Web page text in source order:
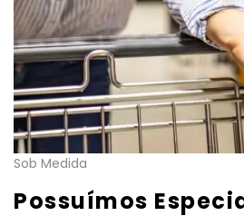
Sob Medida
Possuímos